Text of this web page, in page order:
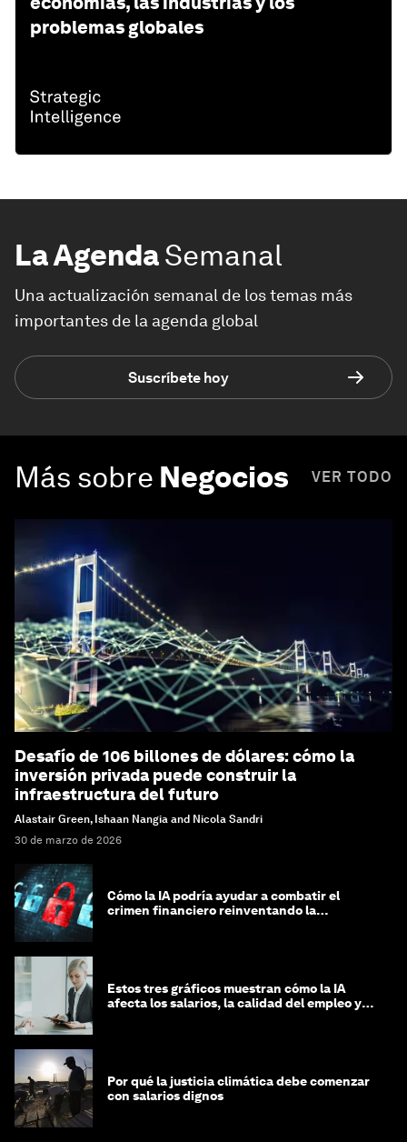
problemas globales
La AgendaSemanal
Una actualización semanal de los temas más
importantes de la agenda global
Suscríbete hoy
Más sobre Negocios VER TODO
Desafío de 106 billones de dólares: cómo la
inversión privada puede construir la
infraestructura del futuro
Alastair Green, Ishaan Nangia and Nicola Sandri
30 de marzo de 2026
Cómo la IA podría ayudar a combatir el
crimen financiero reinventando la
Estos tres gráficos muestran cómo la IA
afecta los salarios, la calidad del empleo y
Por qué la justicia climática debe comenzar
con salarios dignos